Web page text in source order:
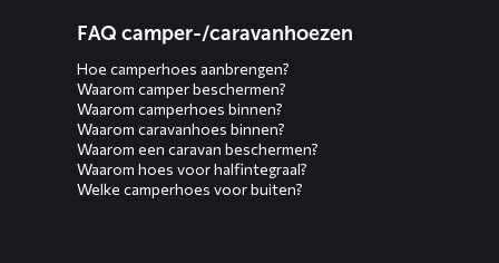
FAQ camper-/caravanhoezen
Hoe camperhoes aanbrengen?
Waarom camper beschermen?
Waarom camperhoes binnen?
Waarom caravanhoes binnen?
Waarom een caravan beschermen?
Waarom hoes voor halfintegraal?
Welke camperhoes voor buiten?